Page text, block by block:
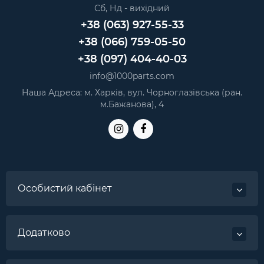
Сб, Нд - вихідний
+38 (063) 927-55-33
+38 (066) 759-05-50
+38 (097) 404-40-03
info@1000parts.com
Наша Адреса: м. Харків, вул. Чорноглазівська (ран.
м.Бажанова), 4
Особистий кабінет
Додатково